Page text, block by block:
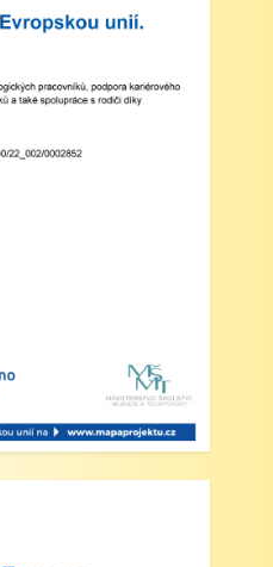
2025 Ing. Ivo
IV.třída
Králové n/L
a VII.třída